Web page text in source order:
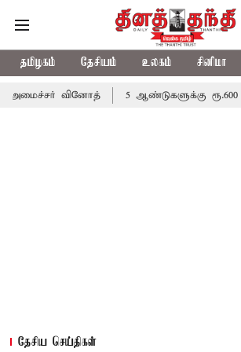
தமிழகம் தேசியம் உலகம் சினிமா
வினோத் 5 ஆண்டுகளுக்கு ரூ.600
தேசிய செய்திகள்